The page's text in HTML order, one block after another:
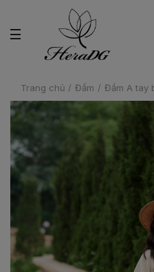
Trang chủ / Đầm / Đầm A tay